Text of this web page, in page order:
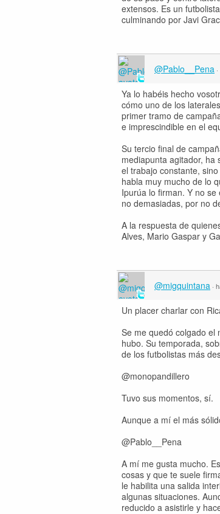
extensos. Es un
culminando por Javi
@Pablo__Pena ·
Ya lo habéis hecho
cómo uno de los
primer tramo de
e imprescindible en el
Su tercio final de
mediapunta agitador, ha
el trabajo constante,
habla muy mucho de lo
Ipurúa lo firman. Y no
no demasiadas, por no
A la respuesta de
Alves, Mario Gaspar y
@migquintana ·
Un placer charlar con
Se me quedó colgado el
hubo. Su temporada,
de los futbolistas más
@monopandillero
Tuvo sus momentos, sí.
Aunque a mí el más
@Pablo__Pena
A mí me gusta mucho.
cosas y que te suele
le habilita una salida
algunas situaciones.
reducido a asistirle y